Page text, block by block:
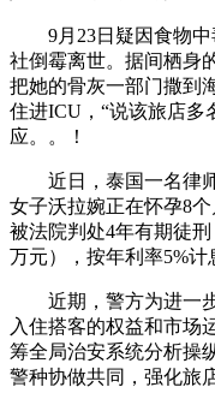
9月23日疑因食物中
社倒霉离世。据间栖身
把她的骨灰一部门撒到
住进ICU，“说该旅店多
应。。！
近日，泰国一名律师
女子沃拉婉正在怀孕8
被法院判处4年有期徒
万元），按年利率5%计
近期，警方为进一步
入住搭客的权益和市场
筹全局治安系统分析操
警种协做共同，强化旅